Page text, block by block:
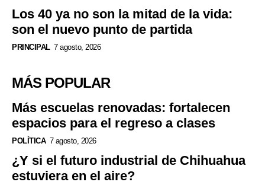
Los 40 ya no son la mitad de la vida:
son el nuevo punto de partida
PRINCIPAL 7 agosto, 2026
MÁS POPULAR
Más escuelas renovadas: fortalecen
espacios para el regreso a clases
POLÍTICA 7 agosto, 2026
¿Y si el futuro industrial de Chihuahua
estuviera en el aire?